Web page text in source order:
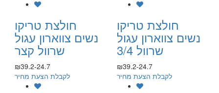
חולצת טריקו
נשים צווארון עגול
שרוול 3/4
₪39.2-24.7
לקבלת הצעת מחיר
חולצת טריקו
נשים צווארון עגול
שרוול קצר
₪39.2-24.7
לקבלת הצעת מחיר